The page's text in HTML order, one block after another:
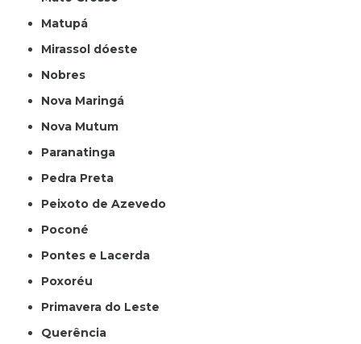
Matupá
Mirassol dóeste
Nobres
Nova Maringá
Nova Mutum
Paranatinga
Pedra Preta
Peixoto de Azevedo
Poconé
Pontes e Lacerda
Poxoréu
Primavera do Leste
Querência